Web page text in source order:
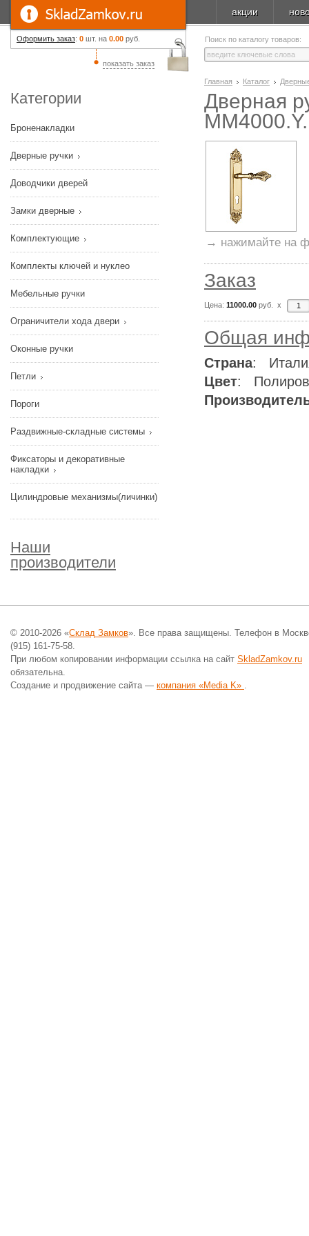
Оформить заказ: 0 шт. на 0.00 руб.
показать заказ
акции
Поиск по каталогу товаров:
Категории
Броненакладки
Дверные ручки
Доводчики дверей
Замки дверные
Комплектующие
Комплекты ключей и нуклео
Мебельные ручки
Ограничители хода двери
Оконные ручки
Петли
Пороги
Раздвижные-складные системы
Фиксаторы и декоративные
накладки
Цилиндровые механизмы(личинки)
Наши
производители
Главная Каталог
Дверная
→ нажимайте на
Заказ
Цена: 11000.00 руб. x
Общая
Страна:
Цвет:
© 2010-2026 «Склад Замков». Все права защищены. Телефон в
(915) 161-75-58.
При любом копировании информации ссылка на сайт SkladZamkov.ru
обязательна.
Создание и продвижение сайта — компания «Media K» .